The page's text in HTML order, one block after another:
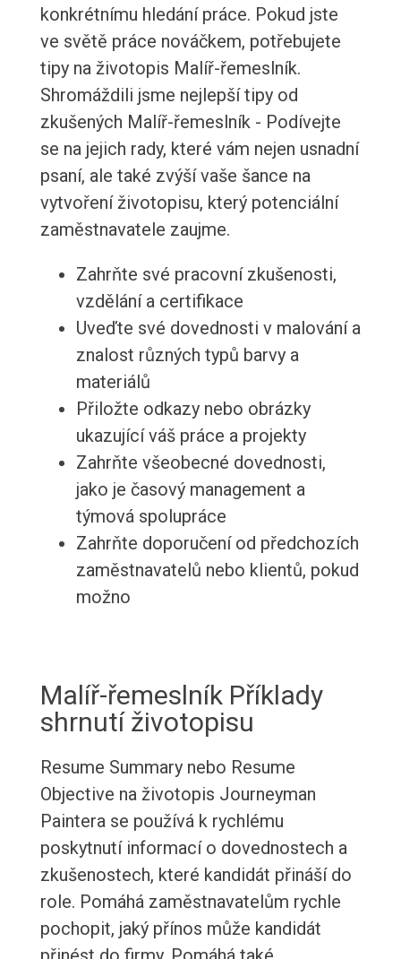
konkrétnímu hledání práce. Pokud jste
ve světě práce nováčkem, potřebujete
tipy na životopis Malíř-řemeslník.
Shromáždili jsme nejlepší tipy od
zkušených Malíř-řemeslník - Podívejte
se na jejich rady, které vám nejen usnadní
psaní, ale také zvýší vaše šance na
vytvoření životopisu, který potenciální
zaměstnavatele zaujme.
Zahrňte své pracovní zkušenosti,
vzdělání a certifikace
Uveďte své dovednosti v malování a
znalost různých typů barvy a
materiálů
Přiložte odkazy nebo obrázky
ukazující váš práce a projekty
Zahrňte všeobecné dovednosti,
jako je časový management a
týmová spolupráce
Zahrňte doporučení od předchozích
zaměstnavatelů nebo klientů, pokud
možno
Malíř-řemeslník Příklady
shrnutí životopisu
Resume Summary nebo Resume
Objective na životopis Journeyman
Paintera se používá k rychlému
poskytnutí informací o dovednostech a
zkušenostech, které kandidát přináší do
role. Pomáhá zaměstnavatelům rychle
pochopit, jaký přínos může kandidát